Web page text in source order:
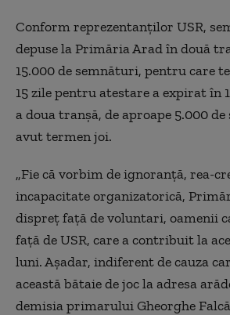
Conform reprezentanţilor USR,
depuse la Primăria Arad în două
15.000 de semnături, pentru care
15 zile pentru atestare a expirat în
a doua tranşă, de aproape 5.000
avut termen joi.
„Fie că vorbim de ignoranţă, rea-
incapacitate organizatorică,
dispreţ faţă de voluntari, oamenii
faţă de USR, care a contribuit la
luni. Aşadar, indiferent de cauza
această bătaie de joc la adresa
demisia primarului Gheorghe